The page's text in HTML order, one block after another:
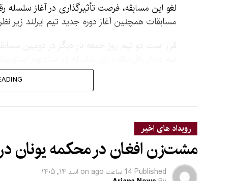
لغو این مسابقه، فرصت تأثیرگذاری در آغاز سلسله
مسابقات همچنین آغاز دوره جدید تیم ایرلند
قرار است دو تیم روز جمعه بار دیگر در دومین
رقابت‌های یک‌روزه
شبکه تلویزیونی
این نسخه از نظر نگارشی، املایی و سبک خبری
رویداد های اخیر
مشت‌زن افغان در محکمه یونان
Published 14 ساعت ago on اسد ۱۴, ۱۴۰۵